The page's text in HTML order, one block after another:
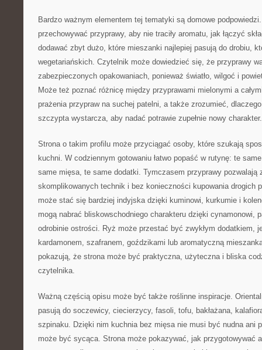
Bardzo ważnym elementem tej tematyki są domowe
przechowywać przyprawy, aby nie traciły aromatu, jak łączyć
dodawać zbyt dużo, które mieszanki najlepiej pasują do drobiu,
wegetariańskich. Czytelnik może dowiedzieć się, że przyprawy
zabezpieczonych opakowaniach, ponieważ światło, wilgoć i
Może też poznać różnicę między przyprawami mielonymi a
prażenia przypraw na suchej patelni, a także zrozumieć,
szczypta wystarcza, aby nadać potrawie zupełnie nowy charakter.
Strona o takim profilu może przyciągać osoby, które szukają
kuchni. W codziennym gotowaniu łatwo popaść w rutynę: te
same mięsa, te same dodatki. Tymczasem przyprawy pozwalają
skomplikowanych technik i bez konieczności kupowania drogich
może stać się bardziej indyjska dzięki kuminowi, kurkumie i
mogą nabrać bliskowschodniego charakteru dzięki cynamonowi,
odrobinie ostrości. Ryż może przestać być zwykłym dodatkiem,
kardamonem, szafranem, goździkami lub aromatyczną
pokazują, że strona może być praktyczna, użyteczna i bliska
czytelnika.
Ważną częścią opisu może być także roślinne inspiracje.
pasują do soczewicy, ciecierzycy, fasoli, tofu, bakłażana,
szpinaku. Dzięki nim kuchnia bez mięsa nie musi być nudna ani
może być sycąca. Strona może pokazywać, jak przygotowywać